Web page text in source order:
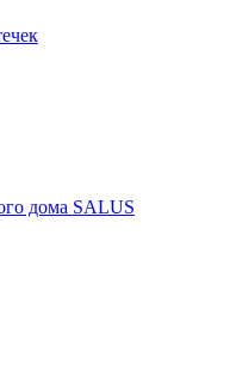
дома SALUS